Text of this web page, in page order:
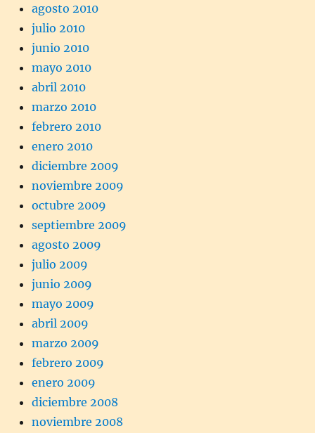
agosto 2010
julio 2010
junio 2010
mayo 2010
abril 2010
marzo 2010
febrero 2010
enero 2010
diciembre 2009
noviembre 2009
octubre 2009
septiembre 2009
agosto 2009
julio 2009
junio 2009
mayo 2009
abril 2009
marzo 2009
febrero 2009
enero 2009
diciembre 2008
noviembre 2008